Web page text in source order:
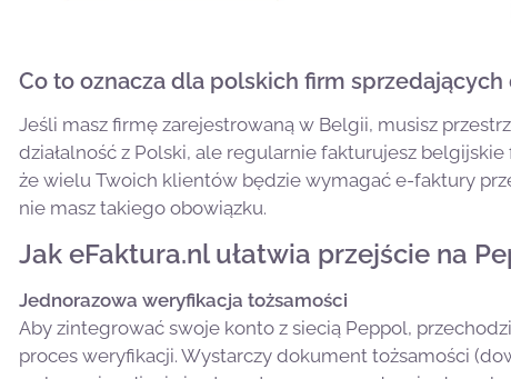
Co to oznacza dla polskich firm sprzedających
Jeśli masz firmę zarejestrowaną w Belgii, musisz
działalność z Polski, ale regularnie fakturujesz
że wielu Twoich klientów będzie wymagać e-faktury
nie masz takiego obowiązku.
Jak eFaktura.nl ułatwia przejście na
Jednorazowa weryfikacja tożsamości
Aby zintegrować swoje konto z siecią Peppol,
proces weryfikacji. Wystarczy dokument tożsamości